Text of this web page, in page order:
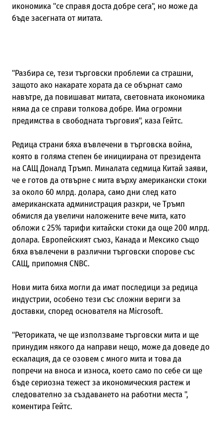
икономика "се справя доста добре сега", но може да
бъде засегната от митата.
"Разбира се, тези търговски проблеми са страшни,
защото ако накарате хората да се обърнат само
навътре, да повишават митата, световната икономика
няма да се справи толкова добре. Има огромни
предимства в свободната търговия", каза Гейтс.
Редица страни бяха въвлечени в търговска война,
която в голяма степен бе инициирана от президента
на САЩ Доналд Тръмп. Миналата седмица Китай заяви,
че е готов да отвърне с мита върху американски стоки
за около 60 млрд. долара, само дни след като
американската администрация разкри, че Тръмп
обмисля да увеличи наложените вече мита, като
обложи с 25% тарифи китайски стоки да още 200 млрд.
долара. Европейският съюз, Канада и Мексико също
бяха въвлечени в различни търговски спорове със
САЩ, припомня CNBC.
Нови мита биха могли да имат последици за редица
индустрии, особено тези със сложни вериги за
доставки, според основателя на Microsoft.
"Реториката, че ще използваме търговски мита и ще
принудим някого да направи нещо, може да доведе до
ескалация, да се озовем с много мита и това да
попречи на вноса и износа, което само по себе си ще
бъде сериозна тежест за икономическия растеж и
следователно за създаването на работни места ",
коментира Гейтс.